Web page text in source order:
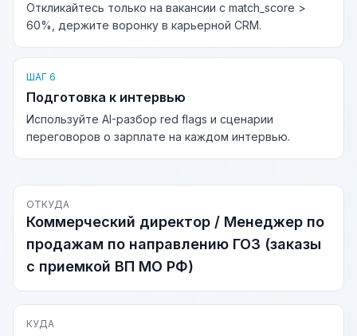
Откликайтесь только на вакансии с match_score >
60%, держите воронку в карьерной CRM.
ШАГ 6
Подготовка к интервью
Используйте AI-разбор red flags и сценарии
переговоров о зарплате на каждом интервью.
ОТКУДА
Коммерческий директор / Менеджер по
продажам по направлению ГОЗ (заказы
с приемкой ВП МО РФ)
КУДА